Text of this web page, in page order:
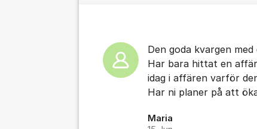
Den goda kvargen
Har bara hittat en
idag i affären varför
Har ni planer på att
Maria